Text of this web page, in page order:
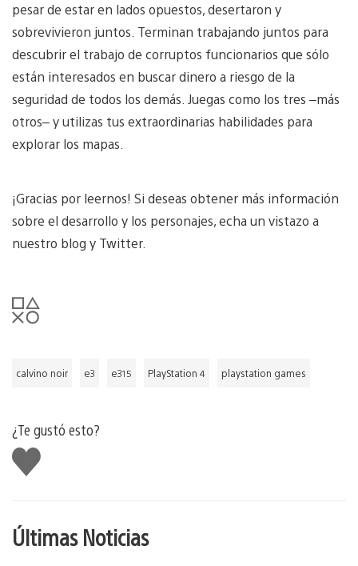
pesar de estar en lados opuestos, desertaron y
sobrevivieron juntos. Terminan trabajando juntos para
descubrir el trabajo de corruptos funcionarios que sólo
están interesados en buscar dinero a riesgo de la
seguridad de todos los demás. Juegas como los tres –más
otros– y utilizas tus extraordinarias habilidades para
explorar los mapas.
¡Gracias por leernos! Si deseas obtener más información
sobre el desarrollo y los personajes, echa un vistazo a
nuestro blog y Twitter.
calvino noir e3 e315 PlayStation 4 playstation games
¿Te gustó esto?
Me
gusta
Últimas Noticias